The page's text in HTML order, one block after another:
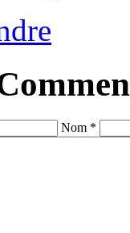
Nom *